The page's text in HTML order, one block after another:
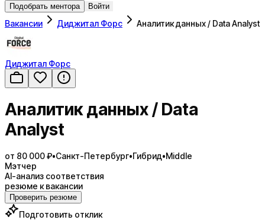
Подобрать ментора Войти
Вакансии Диджитал Форс Аналитик данных / Data Analyst
Диджитал Форс
Аналитик данных / Data
Analyst
от 80 000 ₽•Санкт-Петербург•Гибрид•Middle
Мэтчер
AI-анализ соответствия
резюме к вакансии
Проверить резюме
Подготовить отклик